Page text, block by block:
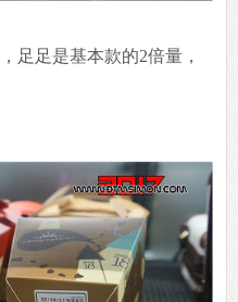
足足是基本款的2倍量，